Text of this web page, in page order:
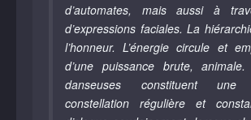
d’automates, mais aussi à
d’expressions faciales. La
l’honneur. L’énergie circule et
d’une puissance brute,
danseuses constituent
constellation régulière et